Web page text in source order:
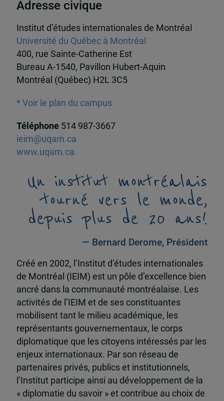
Adresse civique
Institut d’études internationales de Montréal
Université du Québec à Montréal
400, rue Sainte-Catherine Est
Bureau A-1540, Pavillon Hubert-Aquin
Montréal (Québec) H2L 3C5
* Voir le plan du campus
Téléphone 514 987-3667
ieim@uqam.ca
www.uqam.ca
Un institut montréalais
tourné vers le monde,
depuis plus de 20 ans!
— Bernard Derome, Président
Créé en 2002, l’Institut d’études internationales
de Montréal (IEIM) est un pôle d’excellence bien
ancré dans la communauté montréalaise. Les
activités de l’IEIM et de ses constituantes
mobilisent tant le milieu académique, les
représentants gouvernementaux, le corps
diplomatique que les citoyens intéressés par les
enjeux internationaux. Par son réseau de
partenaires privés, publics et institutionnels,
l’Institut participe ainsi au développement de la
« diplomatie du savoir » et contribue au choix de